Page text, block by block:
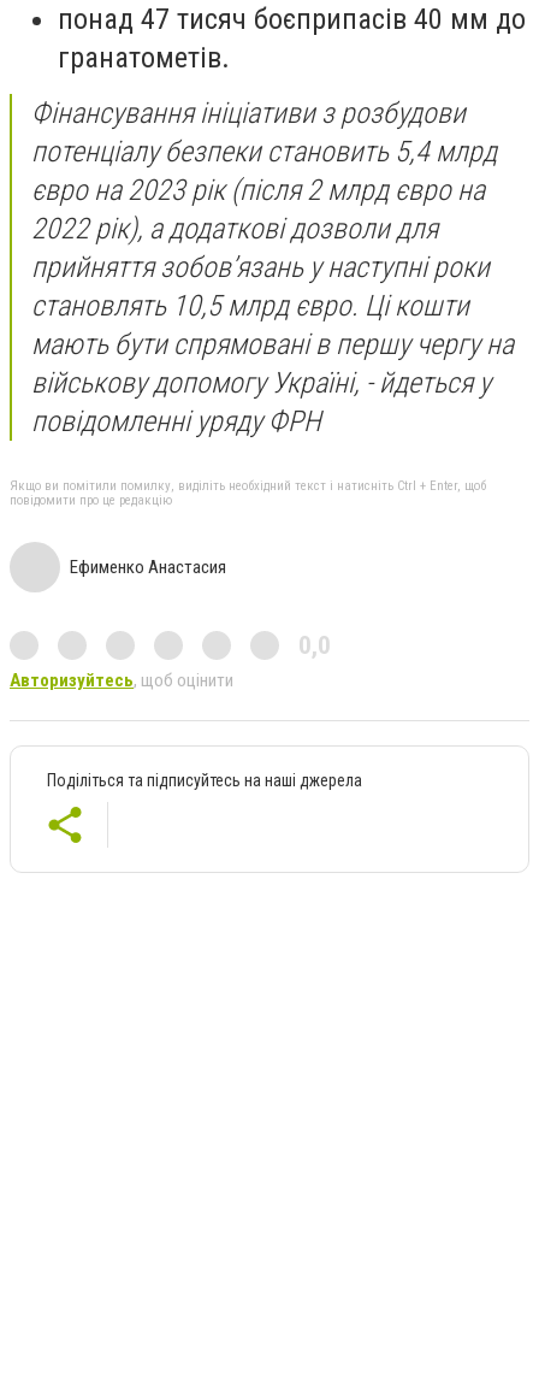
понад 47 тисяч боєприпасів 40 мм до
гранатометів.
Фінансування ініціативи з розбудови
потенціалу безпеки становить 5,4 млрд
євро на 2023 рік (після 2 млрд євро на
2022 рік), а додаткові дозволи для
прийняття зобов’язань у наступні роки
становлять 10,5 млрд євро. Ці кошти
мають бути спрямовані в першу чергу на
військову допомогу Україні, - йдеться у
повідомленні уряду ФРН
Якщо ви помітили помилку, виділіть необхідний текст і натисніть Ctrl + Enter, щоб
повідомити про це редакцію
Ефименко Анастасия
0,0
Авторизуйтесь, щоб оцінити
Поділіться та підписуйтесь на наші джерела